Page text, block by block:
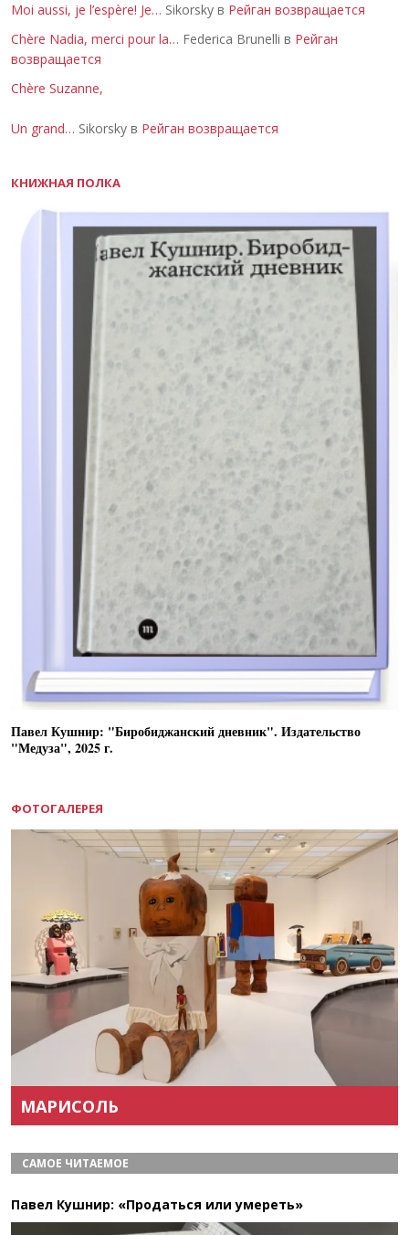
Moi aussi, je l’espère! Je… Sikorsky в Рейган возвращается
Chère Nadia, merci pour la… Federica Brunelli в Рейган
возвращается
Chère Suzanne,
Un grand… Sikorsky в Рейган возвращается
КНИЖНАЯ ПОЛКА
Павел Кушнир: "Биробиджанский дневник". Издательство
"Медуза", 2025 г.
ФОТОГАЛЕРЕЯ
МАРИСОЛЬ
САМОЕ ЧИТАЕМОЕ
Павел Кушнир: «Продаться или умереть»